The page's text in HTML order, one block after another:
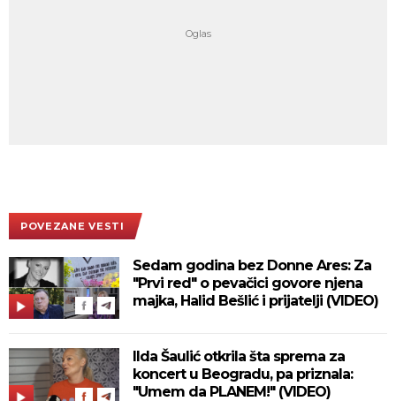
POVEZANE VESTI
Sedam godina bez Donne Ares: Za
"Prvi red" o pevačici govore njena
majka, Halid Bešlić i prijatelji (VIDEO)
Ilda Šaulić otkrila šta sprema za
koncert u Beogradu, pa priznala:
"Umem da PLANEM!" (VIDEO)